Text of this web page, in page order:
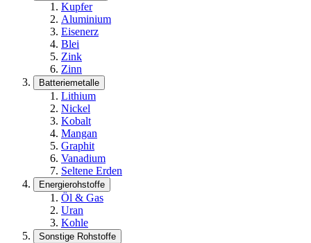
Kupfer
Aluminium
Eisenerz
Blei
Zink
Zinn
Batteriemetalle
Lithium
Nickel
Kobalt
Mangan
Graphit
Vanadium
Seltene Erden
Energierohstoffe
Öl & Gas
Uran
Kohle
Sonstige Rohstoffe